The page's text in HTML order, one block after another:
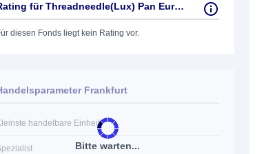
Rating für Threadneedle(Lux) Pan European Eqs
diesen Fonds liegt kein Rating vor.
Bitte warten...
Frankfurt
handelbare Einheit